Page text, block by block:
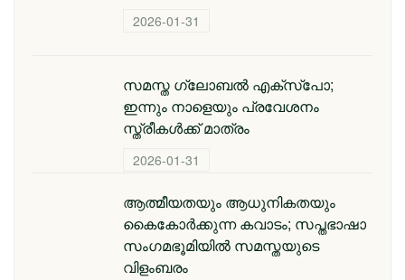
2026-01-31
സമസ്ത ഗ്ലോബൽ എക്സ്പോ;
ഇന്നും നാളെയും പ്രവേശനം
സ്ത്രീകൾക്ക് മാത്രം
2026-01-31
ആത്മീയതയും ആധുനികതയും
കൈകോർക്കുന്ന കവാടം; സപ്തഭാഷാ
സംഗമഭൂമിയിൽ സമസ്തയുടെ
വിളംബരം